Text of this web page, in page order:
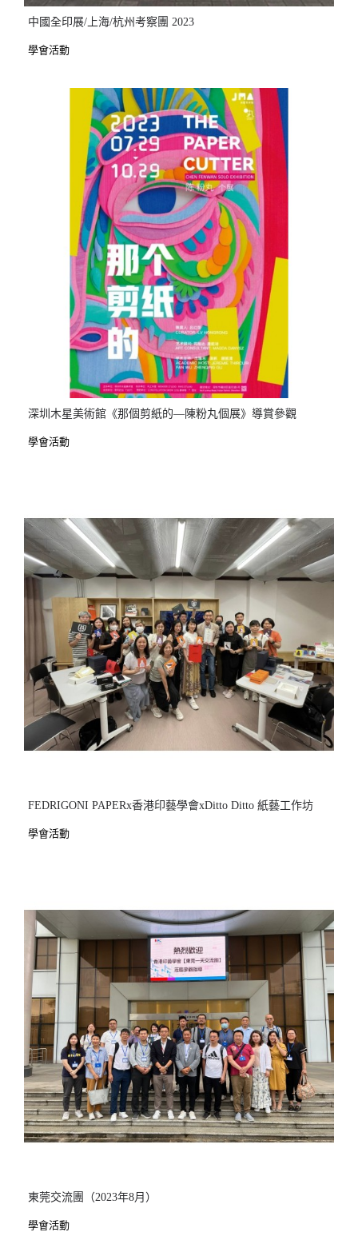
中國全印展/上海/杭州考察團 2023
學會活動
深圳木星美術館《那個剪紙的—陳粉丸個展》導賞參觀
學會活動
FEDRIGONI PAPERx香港印藝學會xDitto Ditto 紙藝工作坊
學會活動
東莞交流團（2023年8月）
學會活動